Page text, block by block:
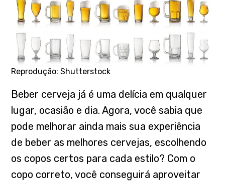
Reprodução: Shutterstock
Beber cerveja já é uma delícia em qualquer
lugar, ocasião e dia. Agora, você sabia que
pode melhorar ainda mais sua experiência
de beber as melhores cervejas, escolhendo
os copos certos para cada estilo? Com o
copo correto, você conseguirá aproveitar